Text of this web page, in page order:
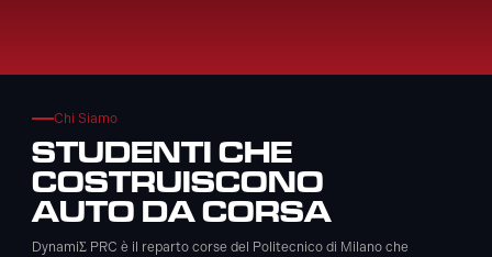
Chi Siamo
STUDENTI CHE
COSTRUISCONO
AUTO DA CORSA
DynamiΣ PRC è il reparto corse del Politecnico di Milano che